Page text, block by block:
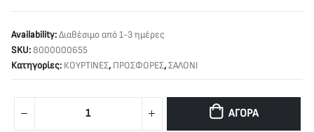
Availability:Διαθέσιμο από 1-3 ημέρες
SKU:8000000655
Κατηγορίες: ΚΟΥΡΤΙΝΕΣ, ΠΡΟΣΦΟΡΕΣ,ΣΑΛΟΝΙ
ΑΓΟΡΆ